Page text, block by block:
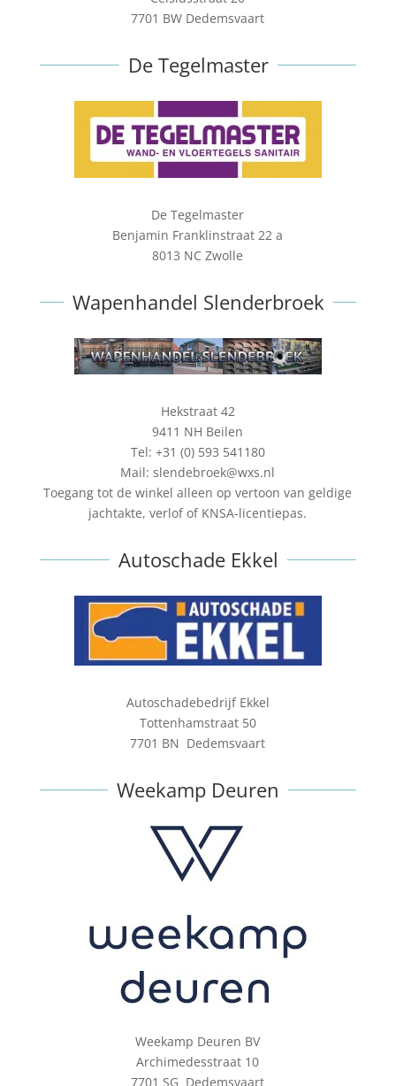
7701 BW Dedemsvaart
De Tegelmaster
De Tegelmaster
Benjamin Franklinstraat 22 a
8013 NC Zwolle
Wapenhandel Slenderbroek
Hekstraat 42
9411 NH Beilen
Tel: +31 (0) 593 541180
Mail: slendebroek@wxs.nl
Toegang tot de winkel alleen op vertoon van geldige
jachtakte, verlof of KNSA-licentiepas.
Autoschade Ekkel
Autoschadebedrijf Ekkel
Tottenhamstraat 50
7701 BN Dedemsvaart
Weekamp Deuren
Weekamp Deuren BV
Archimedesstraat 10
7701 SG Dedemsvaart